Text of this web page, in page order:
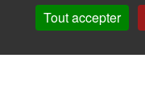
Tout accepter